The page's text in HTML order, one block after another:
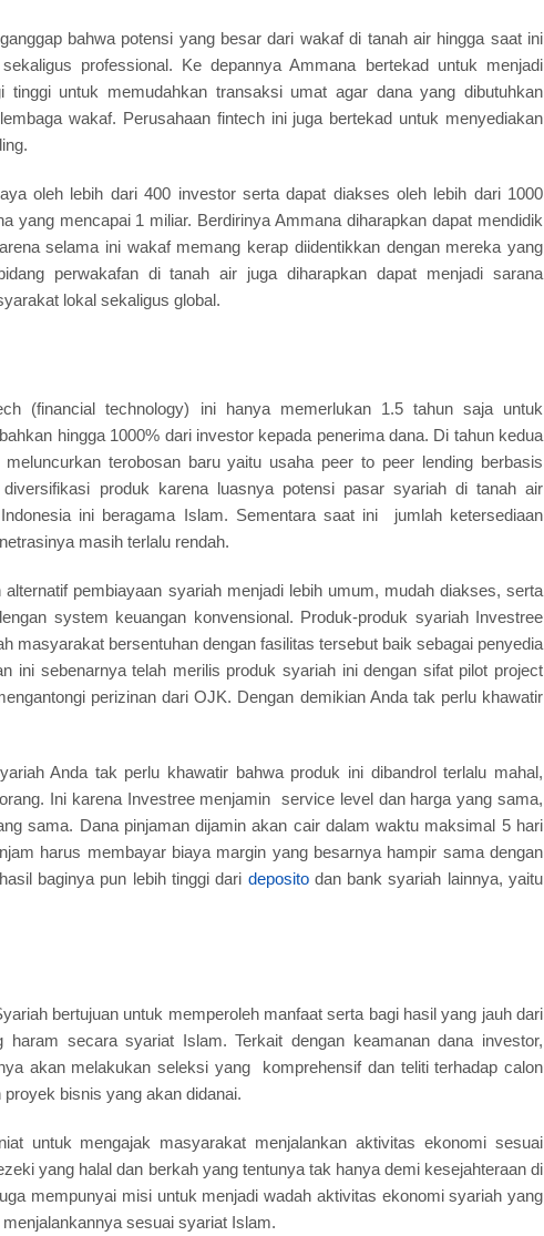
bahwa potensi yang besar dari wakaf di tanah air hingga saat ini
professional. Ke depannya Ammana bertekad untuk menjadi
tinggi untuk memudahkan transaksi umat agar dana yang dibutuhkan
wakaf. Perusahaan fintech ini juga bertekad untuk menyediakan
oleh lebih dari 400 investor serta dapat diakses oleh lebih dari 1000
yang mencapai 1 miliar. Berdirinya Ammana diharapkan dapat mendidik
selama ini wakaf memang kerap diidentikkan dengan mereka yang
perwakafan di tanah air juga diharapkan dapat menjadi sarana
lokal sekaligus global.
(financial technology) ini hanya memerlukan 1.5 tahun saja untuk
hingga 1000% dari investor kepada penerima dana. Di tahun kedua
terobosan baru yaitu usaha peer to peer lending berbasis
produk karena luasnya potensi pasar syariah di tanah air
ini beragama Islam. Sementara saat ini jumlah ketersediaan
masih terlalu rendah.
pembiayaan syariah menjadi lebih umum, mudah diakses, serta
system keuangan konvensional. Produk-produk syariah Investree
masyarakat bersentuhan dengan fasilitas tersebut baik sebagai penyedia
ini sebenarnya telah merilis produk syariah ini dengan sifat pilot project
perizinan dari OJK. Dengan demikian Anda tak perlu khawatir
Anda tak perlu khawatir bahwa produk ini dibandrol terlalu mahal,
Ini karena Investree menjamin service level dan harga yang sama,
sama. Dana pinjaman dijamin akan cair dalam waktu maksimal 5 hari
harus membayar biaya margin yang besarnya hampir sama dengan
baginya pun lebih tinggi dari depositodan bank syariah lainnya, yaitu
bertujuan untuk memperoleh manfaat serta bagi hasil yang jauh dari
secara syariat Islam. Terkait dengan keamanan dana investor,
akan melakukan seleksi yang komprehensif dan teliti terhadap calon
bisnis yang akan didanai.
untuk mengajak masyarakat menjalankan aktivitas ekonomi sesuai
yang halal dan berkah yang tentunya tak hanya demi kesejahteraan di
mempunyai misi untuk menjadi wadah aktivitas ekonomi syariah yang
sesuai syariat Islam.